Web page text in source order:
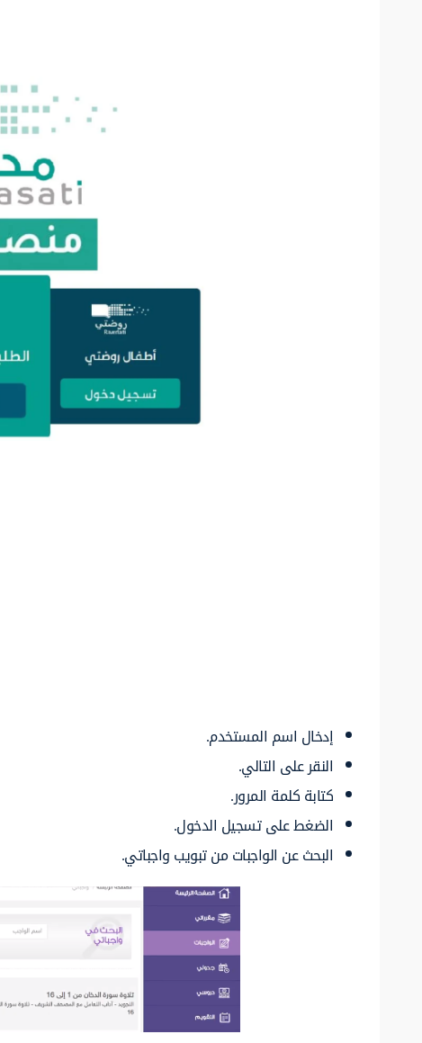
إدخال اسم المستخدم.
النقر على التالي.
كتابة كلمة المرور.
الضغط على تسجيل الدخول.
البحث عن الواجبات من تبويب واجباتي.